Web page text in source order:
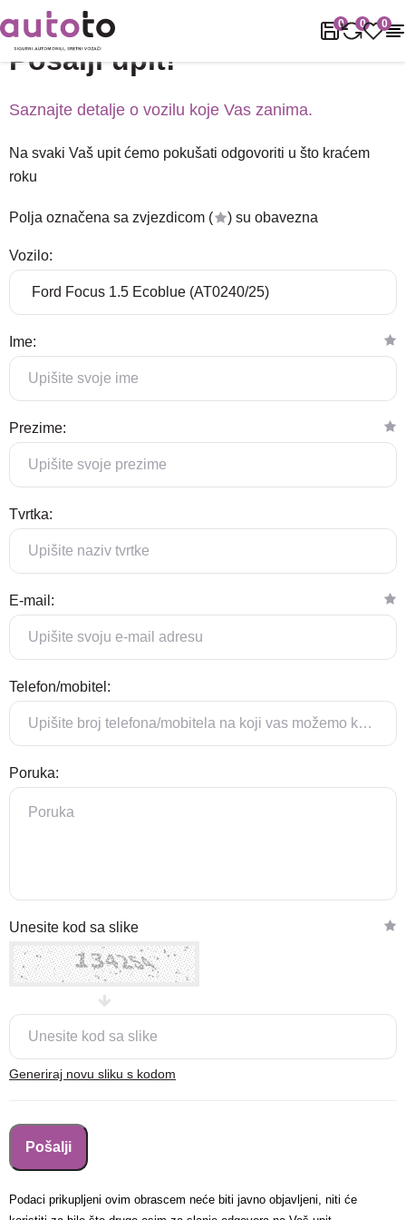
0 0 0
Naslovnica Podrška
Pošalji upit!
Saznajte detalje o vozilu koje Vas zanima.
Na svaki Vaš upit ćemo pokušati odgovoriti u što kraćem
roku
Polja označena sa zvjezdicom ( ) su obavezna
Vozilo:
Ime:
Prezime:
Tvrtka:
E-mail:
Telefon/mobitel:
Poruka:
Generiraj novu sliku s kodom
Unesite kod sa slike
Podaci prikupljeni ovim obrascem neće biti javno objavljeni, niti će
avenija 102, Resnik
Brza pretraga